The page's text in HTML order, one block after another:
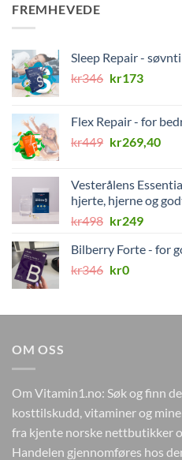
FREMHEVEDE
Sleep Repair -
kr346 Opprinnelig
kr346.
kr173
kr173.
Flex Repair - for
kr449 Opprinnelig
kr449.
kr269,40
Vesterålens
hjerte, hjerne og
kr498 Opprinnelig
var:
kr498.
kr249
er:
Bilberry Forte - for
kr346 Opprinnelig
kr346.
kr0
kr0.
OM OSS
Om Vitamin1.no: Søk og finn
kosttilskudd, vitaminer og
fra kjente norske nettbutikker
Handelen gjennomføres hos